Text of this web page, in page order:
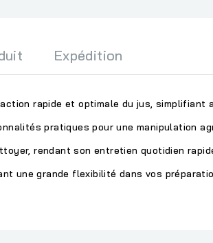
Expédition
rapide et optimale du jus, simplifiant
pratiques pour une manipulation
rendant son entretien quotidien
une grande flexibilité dans vos